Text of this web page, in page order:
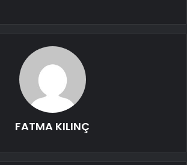
FATMA KILINÇ